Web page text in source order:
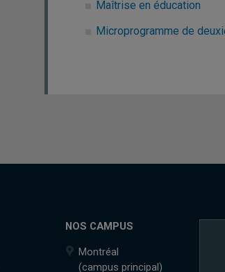
Maîtrise en éducation
Microprogramme de
NOS CAMPUS
Montréal
(campus principal)